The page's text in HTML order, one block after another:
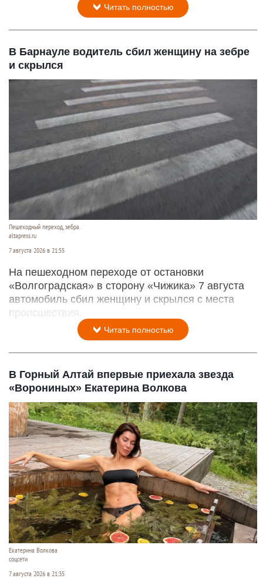
Читать полностью
В Барнауле водитель сбил женщину на зебре
и скрылся
Пешеходный переход, зебра.
altapress.ru
7 августа 2026 в 21:55
На пешеходном переходе от остановки
«Волгоградская» в сторону «Чижика» 7 августа
автомобиль сбил женщину и скрылся с места
происшествия.
Читать полностью
В Горный Алтай впервые приехала звезда
«Ворониных» Екатерина Волкова
Екатерина Волкова
соцсети
7 августа 2026 в 21:35